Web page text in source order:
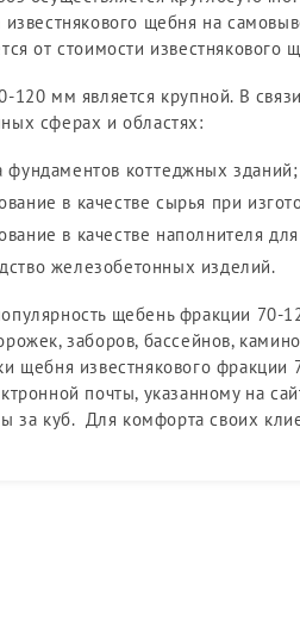
известнякового щебня на
от стоимости известнякового
120 мм является крупной. В
сферах и областях:
фундаментов коттеджных зданий;
в качестве сырья при
в качестве наполнителя
железобетонных изделий.
щебень фракции 70-
заборов, бассейнов,
щебня известнякового
почты, указанному на
за куб. Для комфорта своих